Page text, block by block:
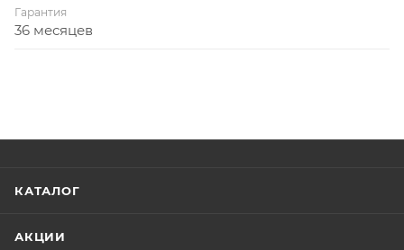
Гарантия
36 месяцев
КАТАЛОГ
АКЦИИ